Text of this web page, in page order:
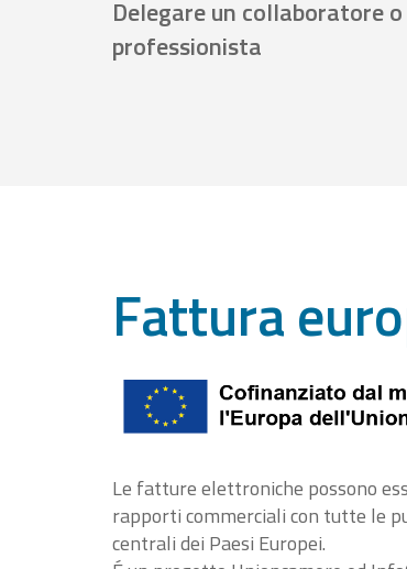
Delegare un collaboratore
professionista
Fattura
Le fatture elettroniche possono
rapporti commerciali con tutte le
centrali dei Paesi Europei.